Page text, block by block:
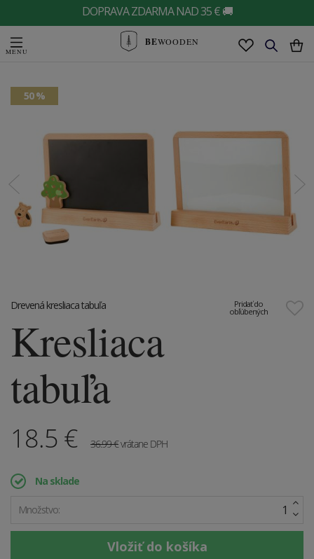
DOPRAVA ZDARMA NAD 35 € 🚚
BEWOODEN
50 %
Pridať do
obľúbených
Drevená kresliaca tabuľa
Kresliaca
tabuľa
18.5 € 36.99€vrátane DPH
Na sklade
Množstvo: